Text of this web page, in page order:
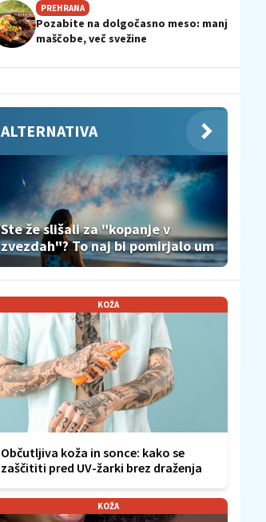
PREHRANA
Pozabite na dolgočasno meso: manj
maščobe, več svežine
ALTERNATIVA
Ste že slišali za "kopanje v
zvezdah"? To naj bi pomirjalo um
KOŽA
Občutljiva koža in sonce: kako se
zaščititi pred UV-žarki brez draženja
KOŽA